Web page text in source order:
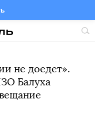
Twitter
не доедет».
Балуха